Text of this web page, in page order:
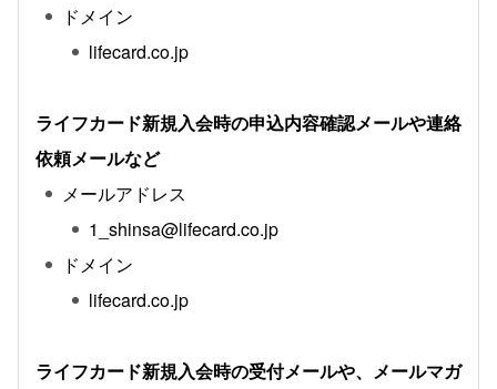
ドメイン
lifecard.co.jp
ライフカード新規入会時の申込内容確認メールや連絡
依頼メールなど
メールアドレス
1_shinsa@lifecard.co.jp
ドメイン
lifecard.co.jp
ライフカード新規入会時の受付メールや、メールマガ